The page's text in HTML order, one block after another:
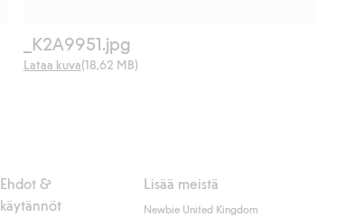
_K2A9951.jpg
Lataa kuva(18,62 MB)
Ehdot &
käytännöt
Lisää meistä
Newbie United Kingdom